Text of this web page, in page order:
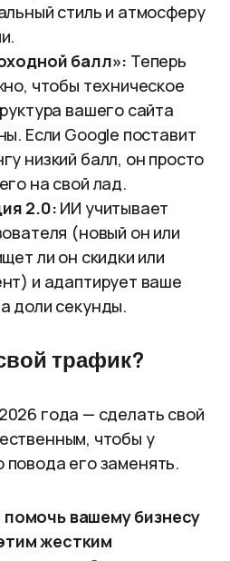
стиль и атмосферу
балл»: Теперь
чтобы техническое
вашего сайта
Если Google поставит
низкий балл, он просто
на свой лад.
2.0: ИИ учитывает
(новый он или
ли он скидки или
и адаптирует ваше
доли секунды.
трафик?
года — сделать свой
чтобы у
повода его заменять.
помочь вашему бизнесу
жестким